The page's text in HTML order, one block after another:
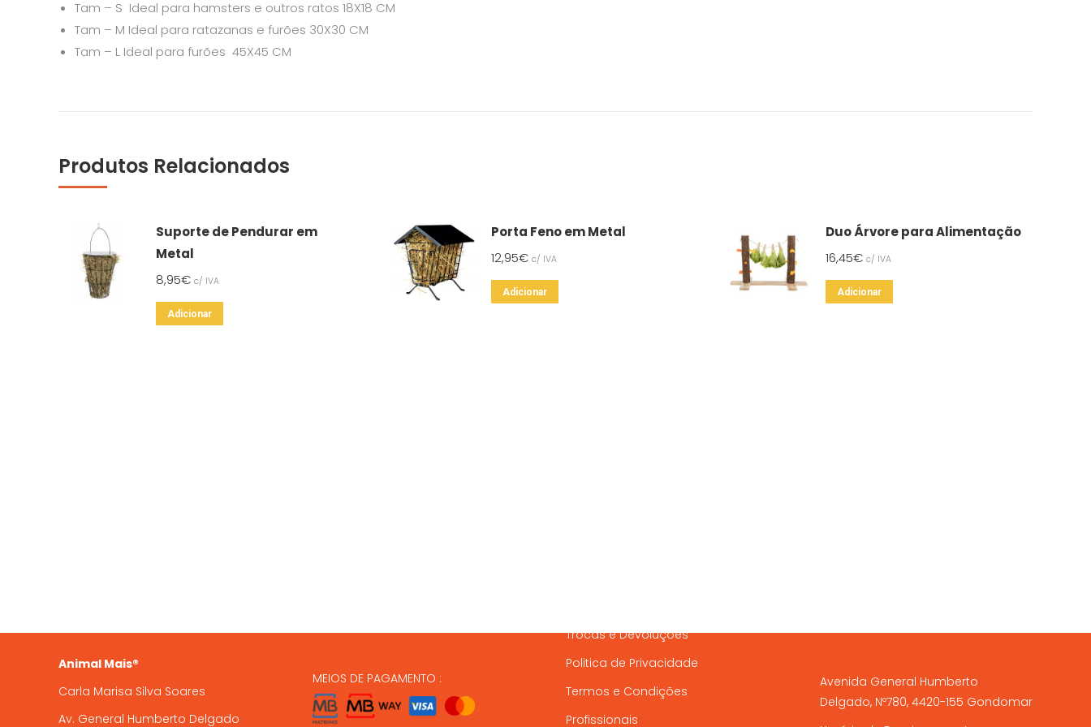
Tam – S Ideal para hamsters e outros ratos 18X18 CM
Tam – M Ideal para ratazanas e furões 30X30 CM
Tam – L Ideal para furões 45X45 CM
Produtos Relacionados
Suporte de Pendurar em
Metal
8,95€ c/ IVA
Adicionar
Porta Feno em Metal
12,95€ c/ IVA
Adicionar
Duo Árvore para Alimentação
16,45€ c/ IVA
Adicionar
Animal Mais®
Carla Marisa Silva Soares
Av. General Humberto Delgado
MEIOS DE PAGAMENTO :
Trocas e Devoluções
Politica de Privacidade
Termos e Condições
Profissionais
Avenida General Humberto
Delgado, Nº780, 4420-155 Gondomar